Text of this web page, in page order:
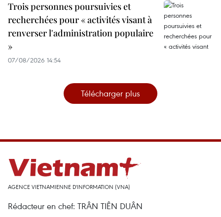
Trois personnes poursuivies et
recherchées pour « activités visant à
renverser l'administration populaire
»
07/08/2026 14:54
Télécharger plus
AGENCE VIETNAMIENNE D'INFORMATION (VNA)
Rédacteur en chef: TRÂN TIÊN DUÂN